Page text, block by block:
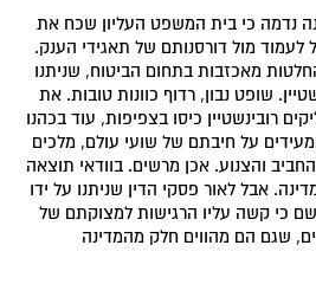
נדמה כי בית המשפט העליון שכח את
לעמוד מול דורסנותם של תאגידי הענק.
מאכזבות בתחום הביטוח, שניתנו
שופט נבון, רדוף כוונות טובות. את
רובינשטיין כיסו בצפיפות, עוד בכהנו
על חיבתם של שועי עולם, מלכים
והצנוע. אכן מרשים. בוודאי תוצאה
אבל לאור פסקי הדין שניתנו על ידו
כי קשה עליו הרגישות למצוקתם של
שגם הם מהווים חלק מהמדינה